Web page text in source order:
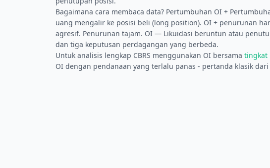
Bagaimana cara membaca data? Pertumbuhan OI +
uang mengalir ke posisi beli (long position). OI + penurunan
agresif. Penurunan tajam. OI — Likuidasi beruntun atau
dan tiga keputusan perdagangan yang berbeda.
Untuk analisis lengkap CBRS menggunakan OI bersama tingkat
OI dengan pendanaan yang terlalu panas - pertanda klasik